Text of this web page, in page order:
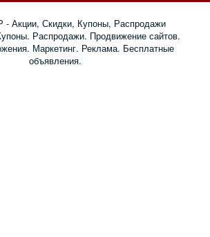
Распродажи. Продвижение сайтов.
Маркетинг. Реклама. Бесплатные
объявления.